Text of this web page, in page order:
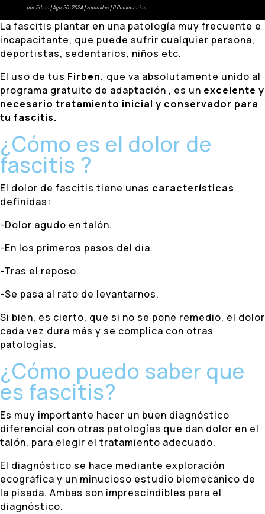
porfirben Ago 20, 2024 zapatillas 0 Comentarios
La fascitis plantar en una patología muy frecuente e
incapacitante, que puede sufrir cualquier persona,
deportistas, sedentarios, niños etc.
El uso de tus Firben, que va absolutamente unido al
programa gratuito de adaptación , es un excelente y
necesario tratamiento inicial y conservador para
tu fascitis.
¿Cómo es el dolor de
fascitis ?
El dolor de fascitis tiene unas características
definidas:
-Dolor agudo en talón.
-En los primeros pasos del día.
-Tras el reposo.
-Se pasa al rato de levantarnos.
Si bien, es cierto, que si no se pone remedio, el dolor
cada vez dura más y se complica con otras
patologías.
¿Cómo puedo saber que
es fascitis?
Es muy importante hacer un buen diagnóstico
diferencial con otras patologías que dan dolor en el
talón, para elegir el tratamiento adecuado.
El diagnóstico se hace mediante exploración
ecográfica y un minucioso estudio biomecánico de
la pisada. Ambas son imprescindibles para el
diagnóstico.